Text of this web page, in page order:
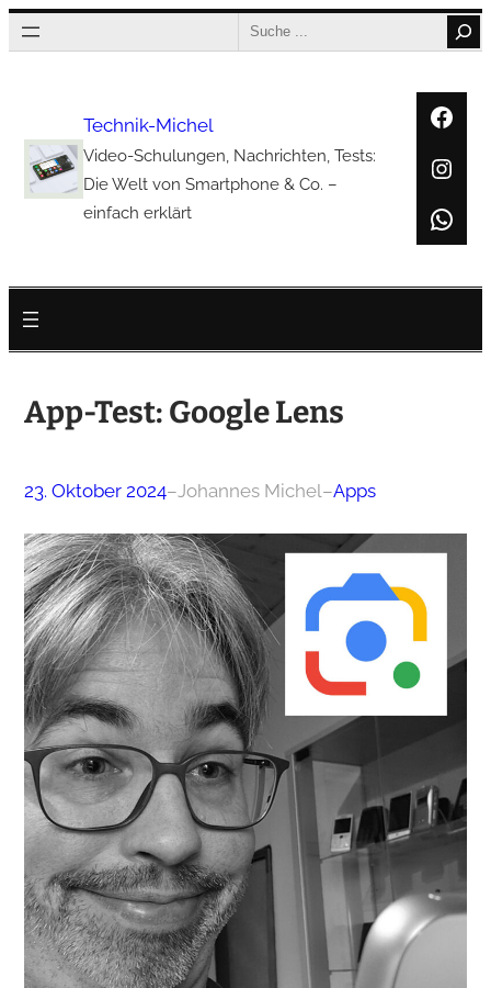
Zum
Inhalt
Search
Technik-Michel
Video-Schulungen, Nachrichten, Tests:
Die Welt von Smartphone & Co. –
einfach erklärt
App-Test: Google Lens
23. Oktober 2024–Johannes Michel–Apps